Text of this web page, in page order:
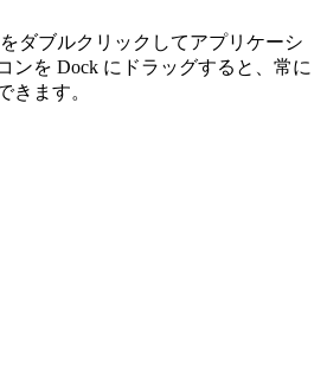
をダブルクリックしてアプリケーシ
ンを Dock にドラッグすると、常に
きます。